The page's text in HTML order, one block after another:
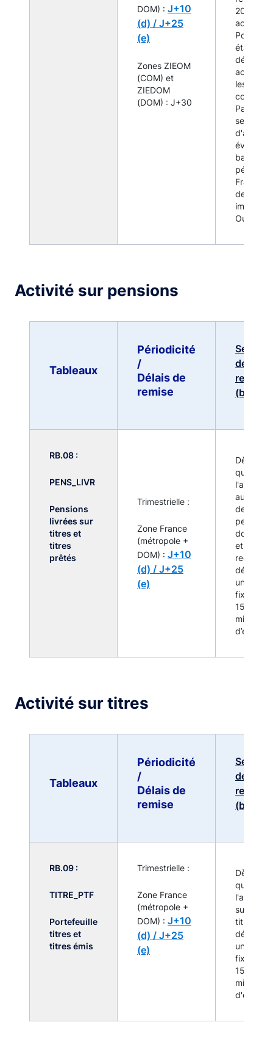
20% du
actif +
Pour les
activité
les
seuils
d'activité
évalués
base des
France
des
Outre-
DOM) : J+10
(d) / J+25
(e)
Zones ZIEOM
(COM) et
ZIEDOM
(DOM) : J+30
Activité sur pensions
Tableaux
Périodicité
/
Délais de
remise
Seuils
de
remise
(b) (c)
RB.08 :
PENS_LIVR
Pensions
livrées sur
titres et
titres
prêtés
Trimestrielle :
Zone France
(métropole +
DOM) : J+10
(d) / J+25
(e)
Dès lors
que
l'activité
au titre
des
pensions
données
et
reçues
dépasse
un seuil
fixé à
150
millions
d’euros
Activité sur titres
Tableaux
Périodicité
/
Délais de
remise
Seuils
de
remise
(b) (c)
RB.09 :
TITRE_PTF
Portefeuille
titres et
titres émis
Trimestrielle :
Zone France
(métropole +
DOM) : J+10
(d) / J+25
(e)
Dès lors
que
l'activité
sur
titres
dépasse
un seuil
fixé à
150
millions
d'euros